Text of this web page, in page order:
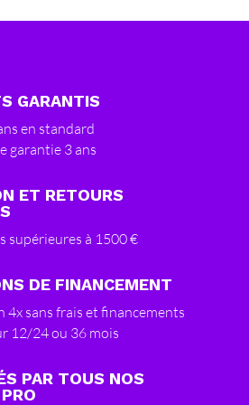
GARANTIS
en standard
garantie 3 ans
ET RETOURS
supérieures à 1500 €
DE FINANCEMENT
4x sans frais et financements
12/24 ou 36 mois
PAR TOUS NOS